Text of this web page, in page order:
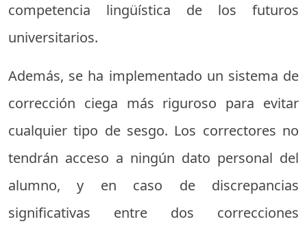
competencia lingüística de los futuros
universitarios.
Además, se ha implementado un sistema de
corrección ciega más riguroso para evitar
cualquier tipo de sesgo. Los correctores no
tendrán acceso a ningún dato personal del
alumno, y en caso de discrepancias
significativas entre dos correcciones